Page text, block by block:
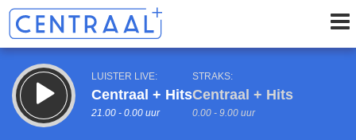
LUISTER LIVE:
Centraal + Hits
21.00 - 0.00 uur
STRAKS:
Centraal + Hits
0.00 - 9.00 uur